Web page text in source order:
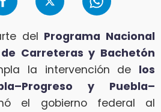
del Programa Nacional
Carreteras y Bachetón
la intervención de los
y Puebla–
el gobierno federal al